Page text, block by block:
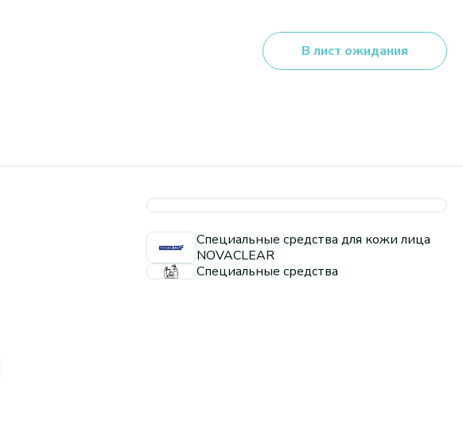
В лист ожидания
Специальные средства для кожи лица
NOVACLEAR
Специальные средства